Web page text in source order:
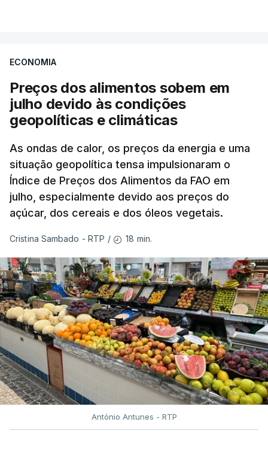
ECONOMIA
Preços dos alimentos sobem em
julho devido às condições
geopolíticas e climáticas
As ondas de calor, os preços da energia e uma
situação geopolítica tensa impulsionaram o
Índice de Preços dos Alimentos da FAO em
julho, especialmente devido aos preços do
açúcar, dos cereais e dos óleos vegetais.
Cristina Sambado - RTP / 18 min.
António Antunes - RTP